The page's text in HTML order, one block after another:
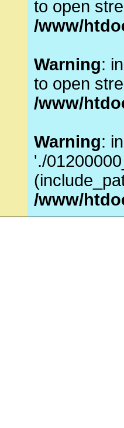
to open
/www/
Warning:
to open
/www/
Warning:
'./
/www/